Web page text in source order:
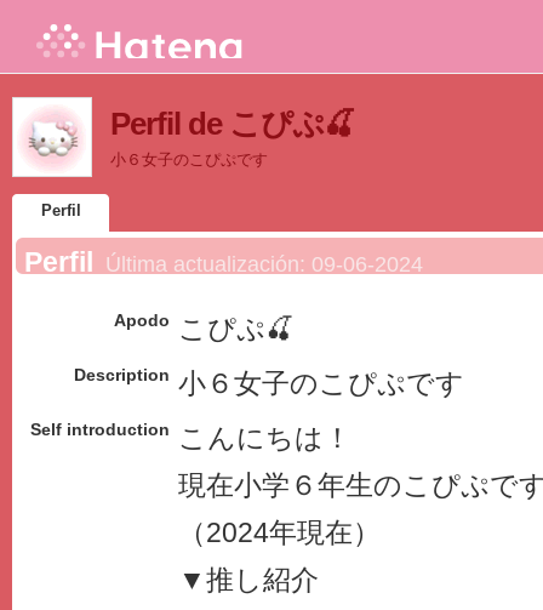
Perfil de こぴぷ🍒
小６女子のこぴぷです
Perfil
Perfil Última actualización: 09-06-2024
Apodo こぴぷ🍒
Description 小６女子のこぴぷです
Self introduction
こんにちは！
現在小学６年生のこぴぷで
（2024年現在）
▼推し紹介